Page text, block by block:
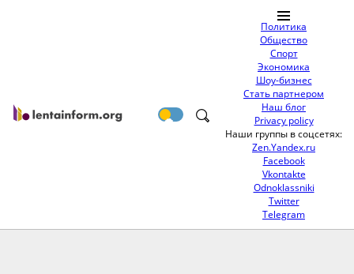
Политика
Общество
Спорт
Экономика
Шоу-бизнес
Стать партнером
Наш блог
Privacy policy
Наши группы в соцсетях:
Zen.Yandex.ru
Facebook
Vkontakte
Odnoklassniki
Twitter
Telegram